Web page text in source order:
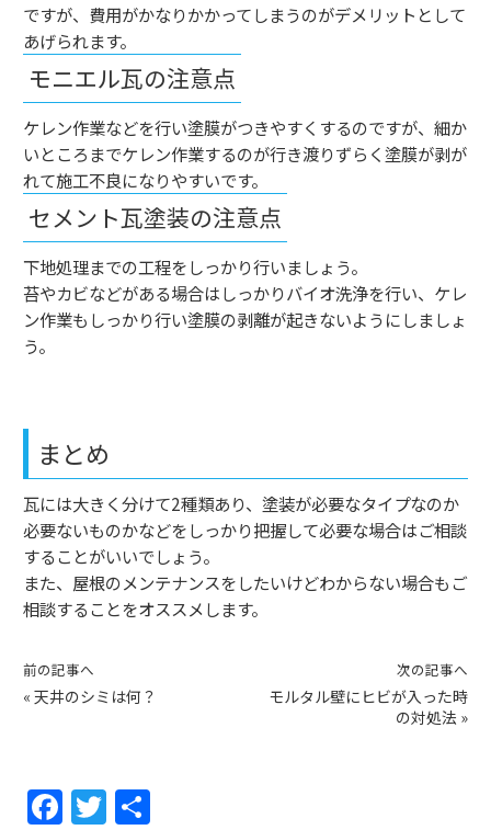
ですが、費用がかなりかかってしまうのがデメリットとして
あげられます。
モニエル瓦の注意点
ケレン作業などを行い塗膜がつきやすくするのですが、細か
いところまでケレン作業するのが行き渡りずらく塗膜が剥が
れて施工不良になりやすいです。
セメント瓦塗装の注意点
下地処理までの工程をしっかり行いましょう。
苔やカビなどがある場合はしっかりバイオ洗浄を行い、ケレ
ン作業もしっかり行い塗膜の剥離が起きないようにしましょ
う。
まとめ
瓦には大きく分けて2種類あり、塗装が必要なタイプなのか
必要ないものかなどをしっかり把握して必要な場合はご相談
することがいいでしょう。
また、屋根のメンテナンスをしたいけどわからない場合もご
相談することをオススメします。
前の記事へ
« 天井のシミは何？
次の記事へ
モルタル壁にヒビが入った時
の対処法 »
F T